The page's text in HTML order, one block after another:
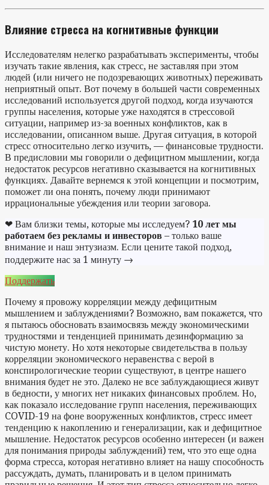
Влияние стресса на когнитивные функции
Исследователям нелегко разрабатывать эксперименты, чтобы
изучать такие явления, как стресс, не заставляя при этом
людей (или ничего не подозревающих животных) переживать
неприятный опыт. Вот почему в большей части современных
исследований используется другой подход, когда изучаются
группы населения, которые уже находятся в стрессовой
ситуации, например из-за военных конфликтов, как в
исследовании, описанном выше. Другая ситуация, в которой
стресс относительно легко изучить, — финансовые трудности.
В предисловии мы говорили о дефицитном мышлении, когда
недостаток ресурсов негативно сказывается на когнитивных
функциях. Давайте вернемся к этой концепции и посмотрим,
поможет ли она понять, почему люди принимают
иррациональные убеждения или теории заговора.
❤ Вам близки темы, которые мы исследуем? 10 лет мы
работаем без рекламы и инвесторов – только ваше
внимание и наш энтузиазм. Если цените такой подход,
поддержите нас за 1 минуту →
Поддержать
Почему я провожу корреляции между дефицитным
мышлением и заблуждениями? Возможно, вам покажется, что
я пытаюсь обосновать взаимосвязь между экономическими
трудностями и тенденцией принимать дезинформацию за
чистую монету. Но хотя некоторые свидетельства в пользу
корреляции экономического неравенства с верой в
конспирологические теории существуют, в центре нашего
внимания будет не это. Далеко не все заблуждающиеся живут
в бедности, у многих нет никаких финансовых проблем. Но,
как показало исследование групп населения, переживающих
COVID-19 на фоне вооруженных конфликтов, стресс имеет
тенденцию к накоплению и генерализации, как и дефицитное
мышление. Недостаток ресурсов особенно интересен (и важен
для понимания природы заблуждений) тем, что это еще одна
форма стресса, которая негативно влияет на нашу способность
рассуждать, думать, планировать и в целом принимать